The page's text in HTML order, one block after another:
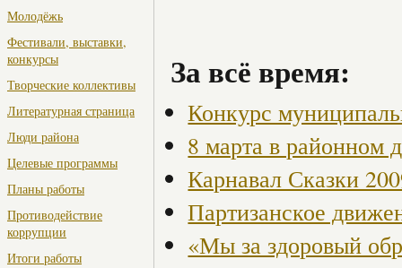
Молодёжь
Фестивали, выставки,
конкурсы
Творческие коллективы
Литературная страница
Люди района
Целевые программы
Планы работы
Противодействие
коррупции
Итоги работы
За всё время:
Конкурс
8 марта в районном
Карнавал Сказки
Партизанское
«Мы за здоровый